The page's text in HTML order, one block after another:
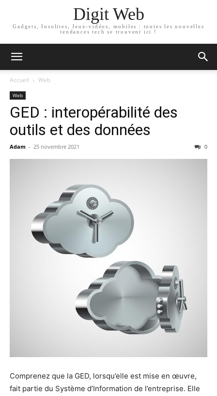
Digit Web
Gadgets, Insolites, Jeux-vidéos, mobiles : toutes les nouvelles
tendances tech se trouvent ici !
Accueil Web
Web
GED : interopérabilité des
outils et des données
Adam - 25 novembre 2021 0
Comprenez que la GED, lorsqu’elle est mise en œuvre,
fait partie du Système d’Information de l’entreprise. Elle